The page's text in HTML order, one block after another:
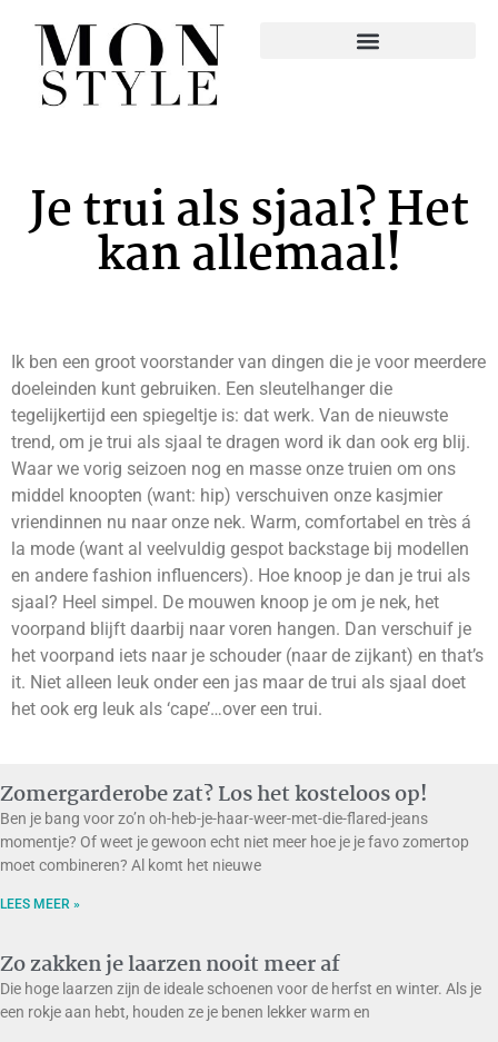
Je trui als sjaal? Het
kan allemaal!
Ik ben een groot voorstander van dingen die je voor meerdere
doeleinden kunt gebruiken. Een sleutelhanger die
tegelijkertijd een spiegeltje is: dat werk. Van de nieuwste
trend, om je trui als sjaal te dragen word ik dan ook erg blij.
Waar we vorig seizoen nog en masse onze truien om ons
middel knoopten (want: hip) verschuiven onze kasjmier
vriendinnen nu naar onze nek. Warm, comfortabel en très á
la mode (want al veelvuldig gespot backstage bij modellen
en andere fashion influencers). Hoe knoop je dan je trui als
sjaal? Heel simpel. De mouwen knoop je om je nek, het
voorpand blijft daarbij naar voren hangen. Dan verschuif je
het voorpand iets naar je schouder (naar de zijkant) en that’s
it. Niet alleen leuk onder een jas maar de trui als sjaal doet
het ook erg leuk als ‘cape’…over een trui.
Zomergarderobe zat? Los het kosteloos op!
Ben je bang voor zo’n oh-heb-je-haar-weer-met-die-flared-jeans
momentje? Of weet je gewoon echt niet meer hoe je je favo zomertop
moet combineren? Al komt het nieuwe
LEES MEER »
Zo zakken je laarzen nooit meer af
Die hoge laarzen zijn de ideale schoenen voor de herfst en winter. Als je
een rokje aan hebt, houden ze je benen lekker warm en